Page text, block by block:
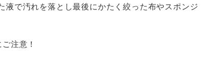
で汚れを落とし最後にかたく絞った布やスポンジ
注意！